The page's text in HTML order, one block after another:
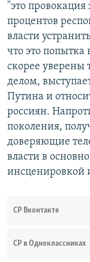
"это
процентов
власти
что это попытка
скорее уверены
делом,
Путина и
россиян.
поколения,
доверяющие
власти в
инсценировкой
СР Вконтакте
СР в Одноклассниках